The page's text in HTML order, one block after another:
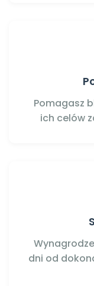
Pomagasz
ich celów
dni od